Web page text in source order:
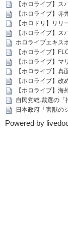
【ホロライブ】
【ホロライブ】
【ホロドリ】リ
【ホロライブ】
ホロライブエキス
【ホロライブ】
【ホロライブ】
【ホロライブ】
【ホロライブ】
【ホロライブ】
自民党総.裁選の
日本政府「害獣の
Powered by